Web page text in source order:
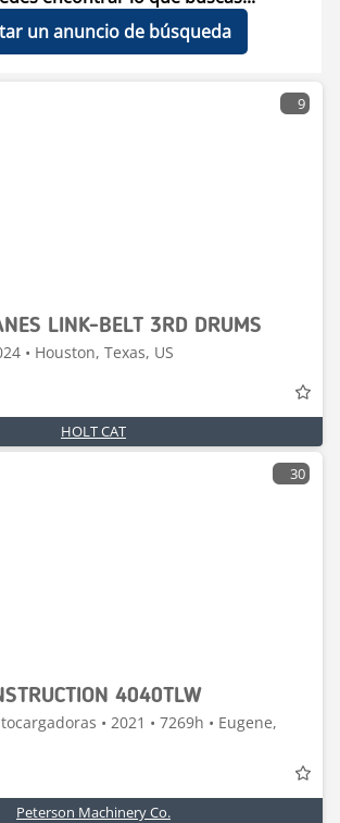
un anuncio de búsqueda
9
LINK-BELT 3RD DRUMS
• Houston, Texas, US
HOLT CAT
30
4040TLW
• 2021 • 7269h • Eugene,
Peterson Machinery Co.